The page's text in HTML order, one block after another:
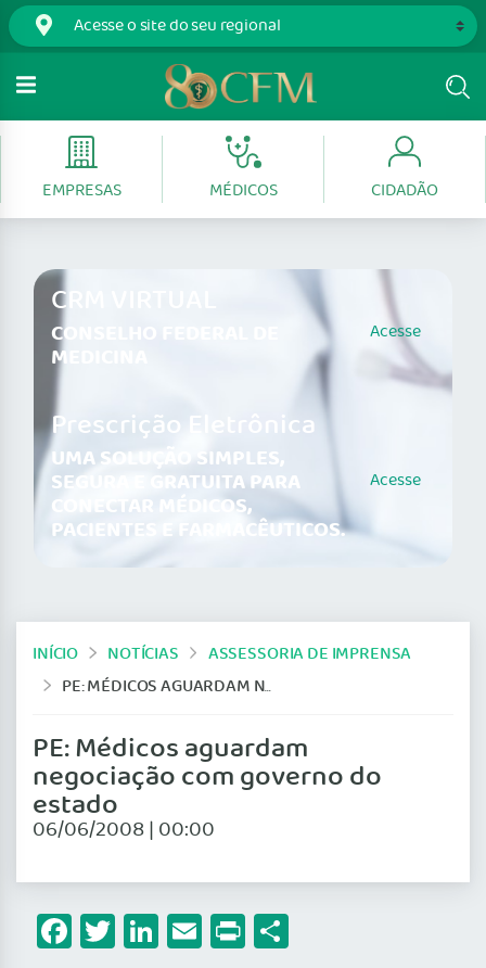
EMPRESAS MÉDICOS CIDADÃO
CRM VIRTUAL
CONSELHO FEDERAL DE
MEDICINA
Acesse
Prescrição Eletrônica
UMA SOLUÇÃO SIMPLES,
SEGURA E GRATUITA PARA
CONECTAR MÉDICOS,
PACIENTES E FARMACÊUTICOS.
Acesse
INÍCIO NOTÍCIAS
ASSESSORIA DE IMPRENSA
PE: MÉDICOS AGUARDAM NEGOCIAÇÃO COM GOVERNO DO ESTADO
PE: Médicos aguardam
negociação com governo do
estado
06/06/2008 | 00:00
Facebook
Twitter
LinkedIn
Email
Print